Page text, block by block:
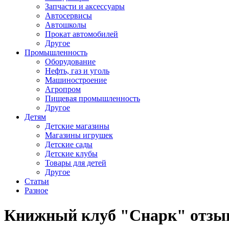
Запчасти и аксессуары
Автосервисы
Автошколы
Прокат автомобилей
Другое
Промышленность
Оборудование
Нефть, газ и уголь
Машиностроение
Агропром
Пищевая промышленность
Другое
Детям
Детские магазины
Магазины игрушек
Детские сады
Детские клубы
Товары для детей
Другое
Статьи
Разное
Книжный клуб "Снарк"